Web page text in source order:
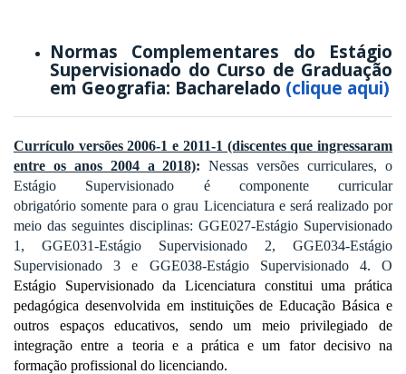
Normas Complementares do Estágio
Supervisionado do Curso de Graduação
em Geografia: Bacharelado (clique aqui)
Currículo versões 2006-1 e 2011-1 (discentes que ingressaram
entre os anos 2004 a 2018):Nessas versões curriculares, o
Estágio Supervisionado é componente curricular
obrigatório somente para o grau Licenciatura e será realizado por
meio das seguintes disciplinas: GGE027-Estágio Supervisionado
1, GGE031-Estágio Supervisionado 2, GGE034-Estágio
Supervisionado 3 e GGE038-Estágio Supervisionado 4. O
Estágio Supervisionado da Licenciatura constitui uma prática
pedagógica desenvolvida em instituições de Educação Básica e
outros espaçoseducativos, sendo um meio privilegiado de
integração entre a teoria e a prática e um fator decisivo na
formação profissional do licenciando.